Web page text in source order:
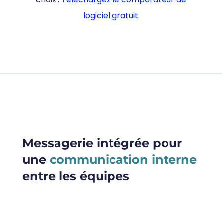
logiciel gratuit
Messagerie intégrée pour
une communication interne
entre les équipes